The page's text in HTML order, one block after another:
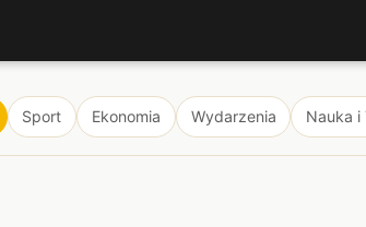
Sport Ekonomia Wydarzenia Nauka i